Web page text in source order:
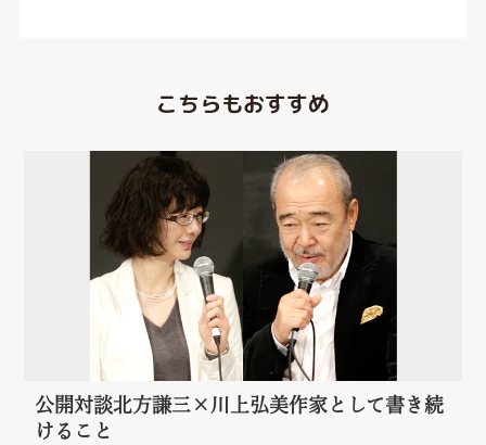
こちらもおすすめ
公開対談北方謙三×川上弘美作家として書き続
けること